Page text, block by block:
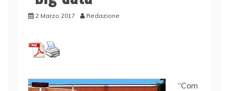
2 Marzo 2017 Redazione
“Com